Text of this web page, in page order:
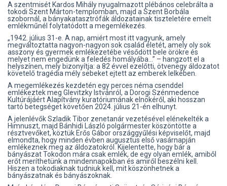
A szentmisét Kardos Mihály nyugalmazott plébános celebrálta a
tokodi Szent Márton-templomban, majd a Szent Borbála
szobornál, a bányakatasztrófák áldozatainak tiszteletére emelt
emlékműnél folytatódott a megemlékezés.
„1942. július 31-e. A nap, amiért most itt vagyunk, amely
megváltoztatta nagyon-nagyon sok család életét, amely oly sok
asszony és gyermek emlékezetébe vésődött bele örökre és
melyet nem engedünk a feledés homályába…” – hangzott el a
helyszínen, mely bizonyítja: a 82 évvel ezelőtti, ötvenegy áldozatot
követelő tragédia mély sebeket ejtett az emberek lelkében.
A megemlékezés kezdetén egy perces néma csenddel
emlékeztek meg Glevitzky Istvánról, a Dorogi Szénmedence
Kultúrájáért Alapítvány kuratóriumának elnökéről, aki hosszan
tartó betegséget követően 2024. július 21-én elhunyt.
A jelenlévők Szladik Tibor zenetanár vezetésével elénekelték a
Himnuszt, majd Bánhidi László polgármester köszöntötte a
résztvevőket, köztük Erős Gábor országgyűlési képviselőt, majd
elmondta, hogy minden évben augusztus első vasárnapján
emlékeznek meg az áldozatokról. Kijelentette, hogy bár a
bányászat Tokodon mára csak emlék, de egy olyan emlék, amiből
erőt meríthetünk a mindennapokban és amiről beszélni kell.
Hiszen a tokodiaknak tudniuk kell, mit köszönhetnek a
bányászatnak és bányászoknak.